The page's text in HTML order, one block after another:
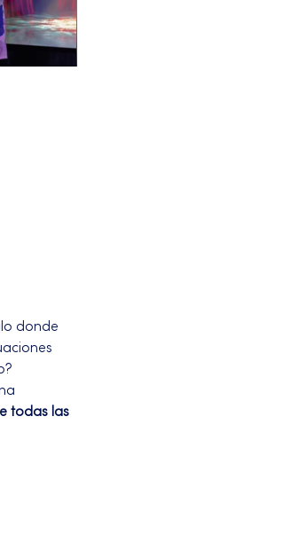
donde
todas las